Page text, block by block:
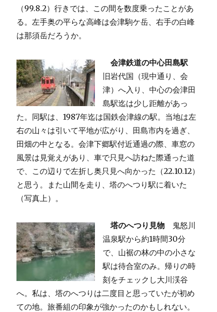
（99.8.2）行きでは、この間を数度乗ったことがあ
る。左手奥の平らな高峰は会津駒ケ岳、右手の白峰
は那須岳だろうか。
会津鉄道の中心田島駅
旧岩代国（現中通り、会
津）へ入り、中心の会津田
島駅迄は少し距離があっ
た。同駅は、1987年迄は国鉄会津線の駅。当地は左
右の山々は引いて平地が広がり、田島市内を過ぎ、
田畑の中となる。会津下郷駅付近通過の際、車窓の
風景は見覚えがあり、車で只見へ訪ねた際通った道
で、この辺りで左折し奥只見へ向かった（22.10.12）
と思う。また山間を走り、塔のへつり駅に着いた
（写真上）。
塔のへつり見物 鬼怒川
温泉駅から約1時間30分
で、山裾の林の中の小さな
駅は待合室のみ。帰りの時
刻をチェックし大川渓谷
へ。私は、塔のへつりは二度目と思っていたが初め
ての地。旅番組の印象が強かったのかもしれない。